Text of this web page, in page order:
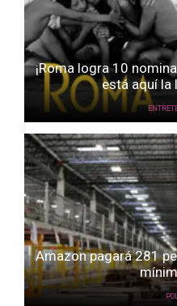
¡Roma logra 10
está aquí la
Amazon pagará 281